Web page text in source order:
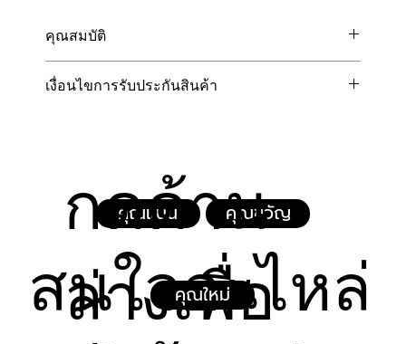
คุณขวัญ
คุณแนน
กดด้าน
ล่างเพื่อ
สนใจอะไหล่
คุณใหม่
คุณสมบัติ
เซ็นเซอร์สแกนธนบัตรขั้นสูงของ ITL อ่านและตรวจ
คุณอย่างเต็มประสิทธิภาพ
รองรับการใช้งานต่อเนื่อง: โครงสร้างแข็งแรง
ทนทานต่อการทำงานตลอด 24 ชั่วโมง เหมาะ
ดีไซน์ที่ดูแลรักษาง่าย: ออกแบบมาให้เข้าถึงช่องทาง
เดินธนบัตรได้ง่าย สะดวกต่อการทำความสะอาด
หรือแก้ไขปัญหาธนบัตรติดขัดด้วยตนเอง
ติดตั้งและเชื่อมต่อง่าย: รองรับการเชื่อมต่อกับ
บอร์ดควบคุมตู้บริการอัตโนมัติมาตรฐานหลากหลาย
เงื่อนไขการรับประกันสินค้า
การรับประกันครอบคลุมเฉพาะความเสียหายหรือการ
ทำงานผิดปกติ ที่เกิดจากความบกพร่องในการผลิต
ชิ้นส่วนที่ไม่ได้มาตรฐาน หรือระบบเซ็นเซอร์จาก
โรงงาน
ฟรีค่าบริการตรวจเช็ค ซ่อมแซม และเปลี่ยนชิ้นส่วน
อะไหล่ ภายใต้การใช้งานตามปกติในระยะเวลารับ
ประกัน